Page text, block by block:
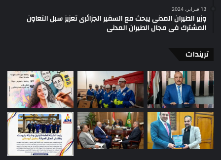
13 فبراير، 2024
وزير الطيران المدنى يبحث مع السفير الجزائرى تعزيز سبل التعاون
المشترك فى مجال الطيران المدنى
تريندات